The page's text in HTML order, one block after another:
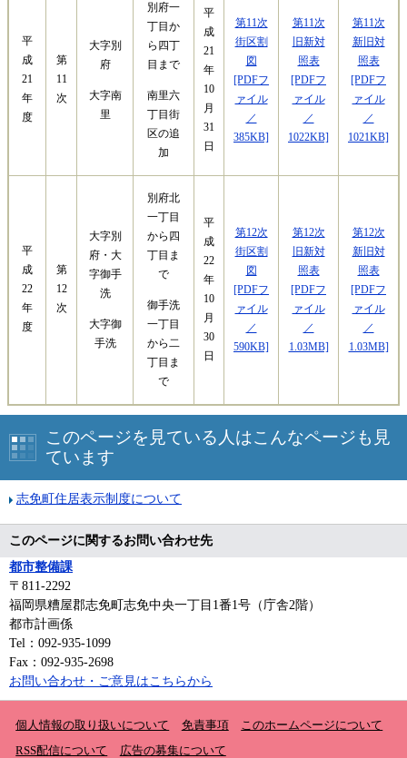
平
成
21
年
度
第
11
次
大字別
府
大字南
里
別府一
丁目か
ら四丁
目まで
南里六
丁目街
区の追
加
平
成
21
年
10
月
31
日
第11次
街区割
図
[PDFフ
ァイル
／
385KB]
第11次
旧新対
照表
[PDFフ
ァイル
／
1022KB]
第11次
新旧対
照表
[PDFフ
ァイル
／
1021KB]
平
成
22
年
度
第
12
次
大字別
府・大
字御手
洗
大字御
手洗
別府北
一丁目
から四
丁目ま
で
御手洗
一丁目
から二
丁目ま
で
平
成
22
年
10
月
30
日
第12次
街区割
図
[PDFフ
ァイル
／
590KB]
第12次
旧新対
照表
[PDFフ
ァイル
／
1.03MB]
第12次
新旧対
照表
[PDFフ
ァイル
／
1.03MB]
このページを見ている人はこんなページも見
ています
志免町住居表示制度について
このページに関するお問い合わせ先
都市整備課
〒811-2292
福岡県糟屋郡志免町志免中央一丁目1番1号（庁舎2階）
都市計画係
Tel：092-935-1099
Fax：092-935-2698
お問い合わせ・ご意見はこちらから
個人情報の取り扱いについて 免責事項
このホームページについて
RSS配信について
広告の募集について